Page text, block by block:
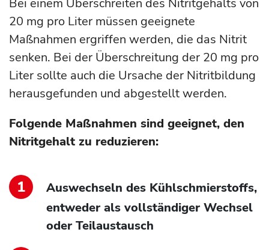
20 mg pro Liter müssen geeignete
Maßnahmen ergriffen werden, die das Nitrit
senken. Bei der Überschreitung der 20 mg pro
Liter sollte auch die Ursache der Nitritbildung
herausgefunden und abgestellt werden.
Folgende Maßnahmen sind geeignet, den
Nitritgehalt zu reduzieren:
Auswechseln des Kühlschmierstoffs,
entweder als vollständiger Wechsel
oder Teilaustausch